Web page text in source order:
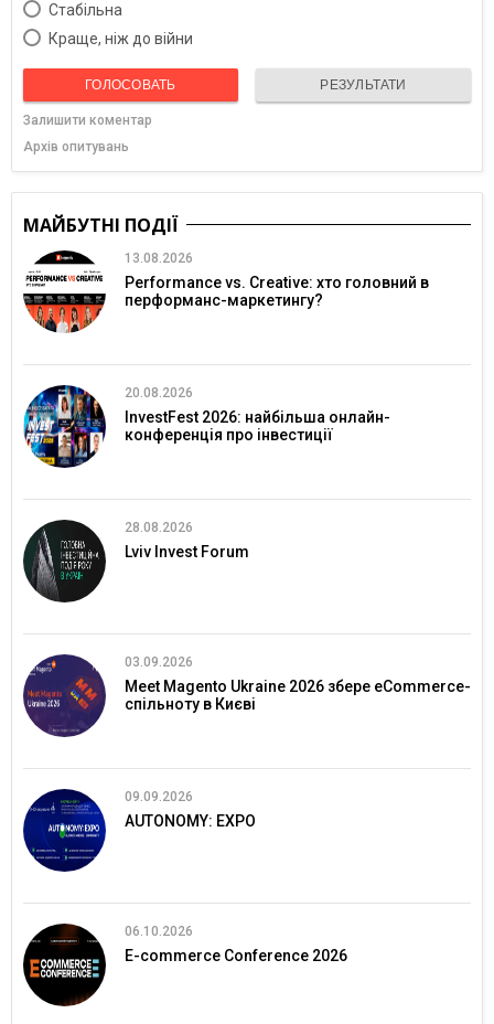
Cтабільна
Краще, ніж до війни
ГОЛОСОВАТЬ РЕЗУЛЬТАТИ
Залишити коментар
Архів опитувань
МАЙБУТНІ ПОДІЇ
13.08.2026
Performance vs. Creative: хто головний в
перформанс-маркетингу?
20.08.2026
InvestFest 2026: найбільша онлайн-
конференція про інвестиції
28.08.2026
Lviv Invest Forum
03.09.2026
Meet Magento Ukraine 2026 збере eCommerce-
спільноту в Києві
09.09.2026
AUTONOMY: EXPO
06.10.2026
E-commerce Conference 2026